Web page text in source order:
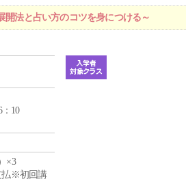
法と占い方のコツを身につける～
：10
×3
払※初回講